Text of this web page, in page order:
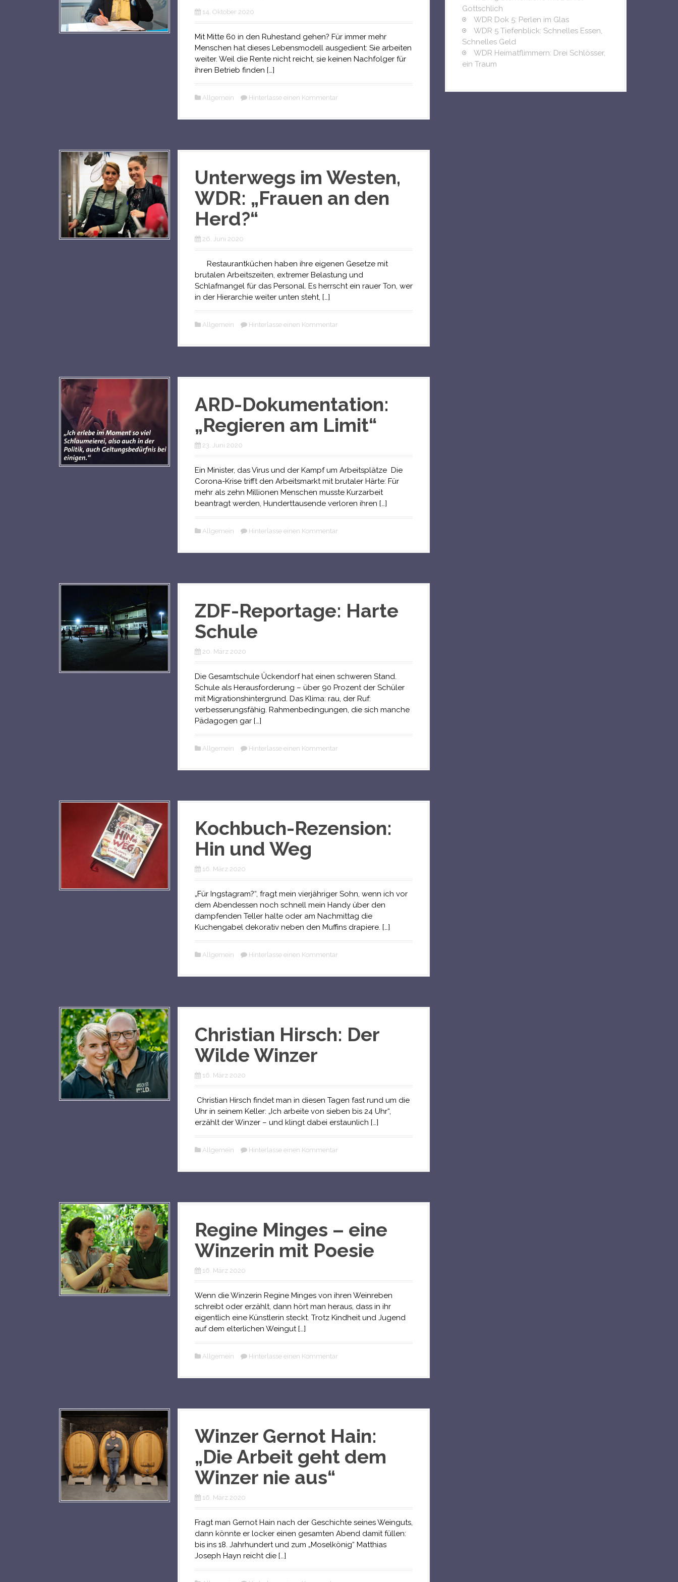
14. Oktober 2020
Mit Mitte 60 in den Ruhestand gehen? Für immer mehr
Menschen hat dieses Lebensmodell ausgedient: Sie arbeiten
weiter. Weil die Rente nicht reicht, sie keinen Nachfolger für
ihren Betrieb finden […]
Allgemein Hinterlasse einen Kommentar
Unterwegs im Westen,
WDR: „Frauen an den
Herd?“
26. Juni 2020
Restaurantküchen haben ihre eigenen Gesetze mit
brutalen Arbeitszeiten, extremer Belastung und
Schlafmangel für das Personal. Es herrscht ein rauer Ton, wer
in der Hierarchie weiter unten steht, […]
Allgemein Hinterlasse einen Kommentar
ARD-Dokumentation:
„Regieren am Limit“
23. Juni 2020
Ein Minister, das Virus und der Kampf um Arbeitsplätze Die
Corona-Krise trifft den Arbeitsmarkt mit brutaler Härte: Für
mehr als zehn Millionen Menschen musste Kurzarbeit
beantragt werden, Hunderttausende verloren ihren […]
Allgemein Hinterlasse einen Kommentar
ZDF-Reportage: Harte
Schule
20. März 2020
Die Gesamtschule Ückendorf hat einen schweren Stand.
Schule als Herausforderung – über 90 Prozent der Schüler
mit Migrationshintergrund. Das Klima: rau, der Ruf:
verbesserungsfähig. Rahmenbedingungen, die sich manche
Pädagogen gar […]
Allgemein Hinterlasse einen Kommentar
Kochbuch-Rezension:
Hin und Weg
16. März 2020
„Für Ingstagram?“, fragt mein vierjähriger Sohn, wenn ich vor
dem Abendessen noch schnell mein Handy über den
dampfenden Teller halte oder am Nachmittag die
Kuchengabel dekorativ neben den Muffins drapiere. […]
Allgemein Hinterlasse einen Kommentar
Christian Hirsch: Der
Wilde Winzer
16. März 2020
Christian Hirsch findet man in diesen Tagen fast rund um die
Uhr in seinem Keller: „Ich arbeite von sieben bis 24 Uhr“,
erzählt der Winzer – und klingt dabei erstaunlich […]
Allgemein Hinterlasse einen Kommentar
Regine Minges – eine
Winzerin mit Poesie
16. März 2020
Wenn die Winzerin Regine Minges von ihren Weinreben
schreibt oder erzählt, dann hört man heraus, dass in ihr
eigentlich eine Künstlerin steckt. Trotz Kindheit und Jugend
auf dem elterlichen Weingut […]
Allgemein Hinterlasse einen Kommentar
Winzer Gernot Hain:
„Die Arbeit geht dem
Winzer nie aus“
16. März 2020
Fragt man Gernot Hain nach der Geschichte seines Weinguts,
dann könnte er locker einen gesamten Abend damit füllen:
bis ins 18. Jahrhundert und zum „Moselkönig“ Matthias
Joseph Hayn reicht die […]
:Gottschlich
WDR Dok 5: Perlen im Glas
WDR 5 Tiefenblick: Schnelles Essen,
Schnelles Geld
WDR Heimatflimmern: Drei Schlösser,
ein Traum